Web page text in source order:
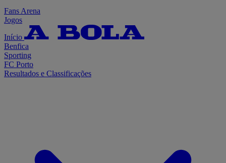
Fans Arena
Jogos
Início
Benfica
Sporting
FC Porto
Resultados e Classificações